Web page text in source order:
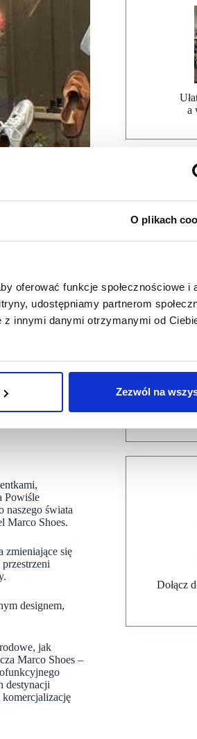
O plikach
oferować funkcje społecznościowe i
udostępniamy partnerom
innymi danymi otrzymanymi od
Zezwól na
polska
polskich
po finalne
na otwarcie
Powiśle
naszego świata
Marco Shoes.
się
designem,
jak
Marco Shoes –
destynacji
a
Dołącz